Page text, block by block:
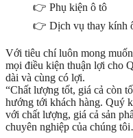
👉 Phụ kiện ô tô
👉 Dịch vụ thay kính
Với tiêu chí luôn mong
mọi điều kiện thuận lợi cho
dài và cùng có lợi.
“Chất lượng tốt, giá cả còn
hướng tới khách hàng. Quý
với chất lượng, giá cả sản
chuyên nghiệp của chúng